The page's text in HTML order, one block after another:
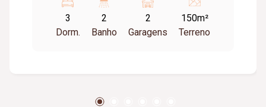
Acabamento em porcelanato 120x120
acetinado, banheiros com nichos esculpidos;
Entrada totalmente individual com portão
3
Dorm.
2
Banho
2
Garagens
150m²
Terreno